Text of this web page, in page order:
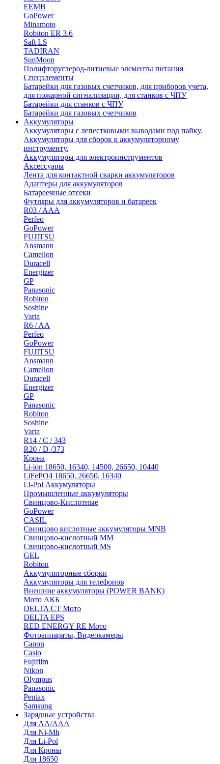
EEMB
GoPower
Minamoto
Robiton ER 3.6
Saft LS
TADIRAN
SunMoon
Полифторуглерод-литиевые элементы питания
Спецэлементы
Батарейки для газовых счетчиков, для приборов учета,
для пожарной сигнализации, для станков с ЧПУ
Батарейки для станков с ЧПУ
Батарейки для газовых счетчиков
Аккумуляторы
Аккумуляторы с лепестковыми выводами под пайку.
Аккумуляторы для сборок к аккумуляторному
инструменту.
Аккумуляторы для электроинструментов
Аксессуары
Лента для контактной сварки аккумуляторов
Адаптеры для аккумуляторов
Батареечные отсеки
Футляры для аккумуляторов и батареек
R03 / AAA
Perfeo
GoPower
FUJITSU
Ansmann
Camelion
Duracell
Energizer
GP
Panasonic
Robiton
Soshine
Varta
R6 / AA
Perfeo
GoPower
FUJITSU
Ansmann
Camelion
Duracell
Energizer
GP
Panasonic
Robiton
Soshine
Varta
R14 / C / 343
R20 / D /373
Крона
Li-ion 18650, 16340, 14500, 26650, 10440
LiFePO4 18650, 26650, 16340
Li-Pol Аккумуляторы
Промышленные аккумуляторы
Свинцово-Кислотные
GoPower
CASIL
Свинцово кислотные аккумуляторы MNB
Cвинцово-кислотный MM
Cвинцово-кислотный MS
GEL
Robiton
Аккумуляторные сборки
Аккумуляторы для телефонов
Внешние аккумуляторы (POWER BANK)
Мото АКБ
DELTA CT Мото
DELTA EPS
RED ENERGY RE Мото
Фотоаппараты, Видеокамеры
Canon
Casio
Fujifilm
Nikon
Olympus
Panasonic
Pentax
Samsung
Зарядные устройства
Для AA/AAA
Для Ni-Mh
Для Li-Pol
Для Кроны
Для 18650